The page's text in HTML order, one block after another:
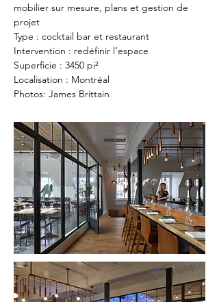
mobilier sur mesure, plans et gestion de
projet
Type : cocktail bar et restaurant
Intervention : redéfinir l’espace
Superficie : 3450 pi²
Localisation : Montréal
Photos: James Brittain